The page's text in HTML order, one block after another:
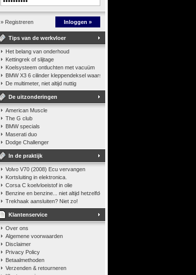
» Registreren Inloggen »
Tips van de werkvloer
Het belang van onderhoud
Kettingrek of slijtage
Koelsysteem ontluchten met vacuüm
BMW X3 6 cilinder kleppendeksel waarshuwing
De multimeter, niet altijd nuttig
De uitzonderingen
American Muscle
The G club
BMW specials
Maserati duo
Dodge Challenger
In de praktijk
Volvo V70 (2008) Ecu vervangen
Kortsluiting in elektronica.
Corsa C koelvloeistof in olie
Benzine en benzine... niet altijd hetzelfde
Trekhaak aansluiten? Niet zo!
Klantenservice
Over ons
Algemene voorwaarden
Disclaimer
Privacy Policy
Betaalmethoden
Verzenden & retourneren